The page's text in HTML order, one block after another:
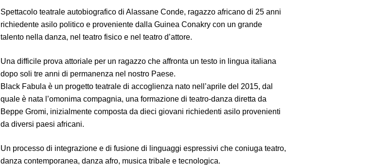
Spettacolo teatrale autobiografico di Alassane Conde, ragazzo africano di 25 anni
richiedente asilo politico e proveniente dalla Guinea Conakry con un grande
talento nella danza, nel teatro fisico e nel teatro d’attore.
Una difficile prova attoriale per un ragazzo che affronta un testo in lingua italiana
dopo soli tre anni di permanenza nel nostro Paese.
Black Fabula è un progetto teatrale di accoglienza nato nell’aprile del 2015, dal
quale è nata l’omonima compagnia, una formazione di teatro-danza diretta da
Beppe Gromi, inizialmente composta da dieci giovani richiedenti asilo provenienti
da diversi paesi africani.
Un processo di integrazione e di fusione di linguaggi espressivi che coniuga teatro,
danza contemporanea, danza afro, musica tribale e tecnologica.